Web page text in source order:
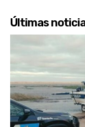
Últimas